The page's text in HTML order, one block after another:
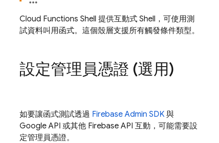
Cloud Functions Shell 提供互動式 Shell，可使用測
試資料叫用函式。這個殼層支援所有觸發條件類型。
設定管理員憑證 (選用)
如要讓函式測試透過 Firebase Admin SDK 與
Google API 或其他 Firebase API 互動，可能需要設
定管理員憑證。